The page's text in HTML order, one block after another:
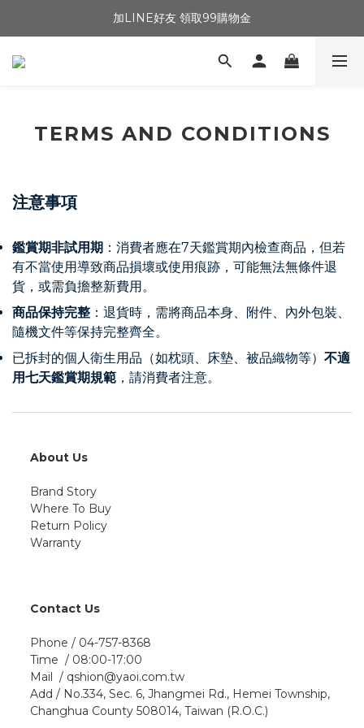
加LINE好友 領取99購物金
TERMS AND CONDITIONS
注意事項
鑑賞期非試用期 ： 消費者應在7天鑑賞期內檢查商品，但若
有不當使用導致商品損壞或使用痕跡，可能無法無條件退
貨，或需負擔整新費用。
商品保持完整 ： 退貨時，需將商品本身、附件、內外包裝、
隨機文件等保持完整齊全。
已拆封的個人衛生用品（如枕頭、床墊、被品織物等） 不適
用七天鑑賞期規範 ，請消費者注意。
About Us
Brand Story
Where To Buy
Return Policy
Warranty
Contact Us
Phone / 04-757-8368
Time / 08:00-17:00
Mail / qshion@yaoi.com.tw
Add / No.334, Sec. 6, Jhangmei Rd., Hemei Township,
Changhua County 508014, Taiwan (R.O.C.)